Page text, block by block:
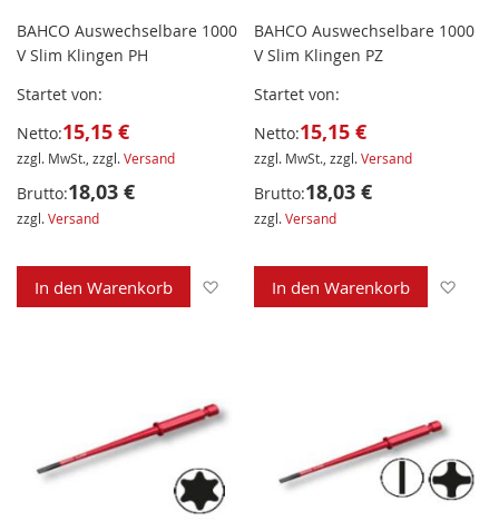
BAHCO Auswechselbare 1000
V Slim Klingen PH
Startet von
Netto:15,15 €
zzgl. MwSt., zzgl.Versand
Brutto:18,03 €
zzgl.Versand
In den Warenkorb Zur Wunschliste hinzufügen
BAHCO Auswechselbare 1000
V Slim Klingen PZ
Startet von
Netto:15,15 €
zzgl. MwSt., zzgl.Versand
Brutto:18,03 €
zzgl.Versand
In den Warenkorb